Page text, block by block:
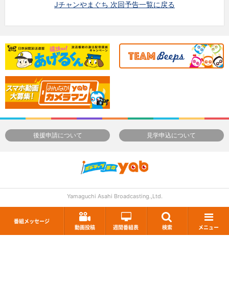
番組メッセージ
動画投稿
週間番組表 検索 メニュー
Jチャンやまぐち 次回予告一覧に戻る
後援申請について 見学申込について
Yamaguchi Asahi Broadcasting.,Ltd.